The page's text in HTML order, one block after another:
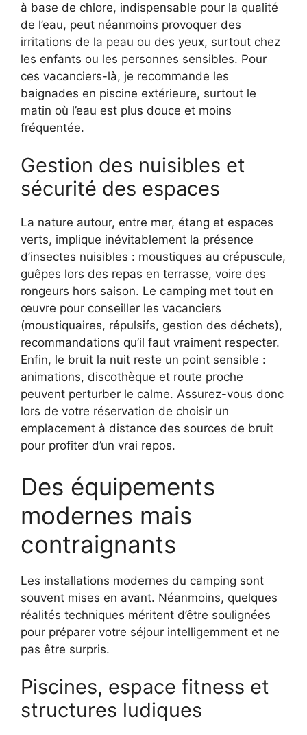
à base de chlore, indispensable pour la qualité
de l’eau, peut néanmoins provoquer des
irritations de la peau ou des yeux, surtout chez
les enfants ou les personnes sensibles. Pour
ces vacanciers-là, je recommande les
baignades en piscine extérieure, surtout le
matin où l’eau est plus douce et moins
fréquentée.
Gestion des nuisibles et
sécurité des espaces
La nature autour, entre mer, étang et espaces
verts, implique inévitablement la présence
d’insectes nuisibles : moustiques au crépuscule,
guêpes lors des repas en terrasse, voire des
rongeurs hors saison. Le camping met tout en
œuvre pour conseiller les vacanciers
(moustiquaires, répulsifs, gestion des déchets),
recommandations qu’il faut vraiment respecter.
Enfin, le bruit la nuit reste un point sensible :
animations, discothèque et route proche
peuvent perturber le calme. Assurez-vous donc
lors de votre réservation de choisir un
emplacement à distance des sources de bruit
pour profiter d’un vrai repos.
Des équipements
modernes mais
contraignants
Les installations modernes du camping sont
souvent mises en avant. Néanmoins, quelques
réalités techniques méritent d’être soulignées
pour préparer votre séjour intelligemment et ne
pas être surpris.
Piscines, espace fitness et
structures ludiques